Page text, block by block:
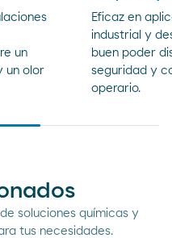
un
un olor
Eficaz en
industrial y
buen poder
seguridad y
operario.
soluciones químicas y
tus necesidades.